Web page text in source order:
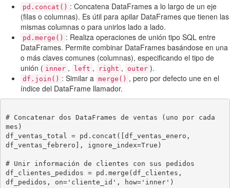
pd.concat() : Concatena DataFrames a lo largo de un eje
(filas o columnas). Es útil para apilar DataFrames que tienen las
mismas columnas o para unirlos lado a lado.
pd.merge() : Realiza operaciones de unión tipo SQL entre
DataFrames. Permite combinar DataFrames basándose en una
o más claves comunes (columnas), especificando el tipo de
unión ( inner , left , right , outer ).
df.join() : Similar a merge() , pero por defecto une en el
índice del DataFrame llamador.
# Concatenar dos DataFrames de ventas (uno por cada
mes)
df_ventas_total = pd.concat([df_ventas_enero,
df_ventas_febrero], ignore_index=True)
# Unir información de clientes con sus pedidos
df_clientes_pedidos = pd.merge(df_clientes,
df_pedidos, on='cliente_id', how='inner')